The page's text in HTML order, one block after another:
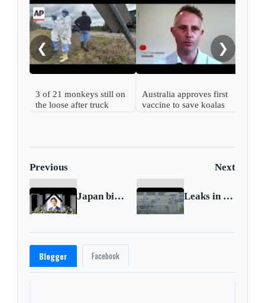
❮
3 of 21 monkeys still on
the loose after truck
Australia approves first
vaccine to save koalas
❯
Previous Next
Japan bids farewell to Abe Leaks in Russian pipelines may be 'sabotage'
Blogger Facebook